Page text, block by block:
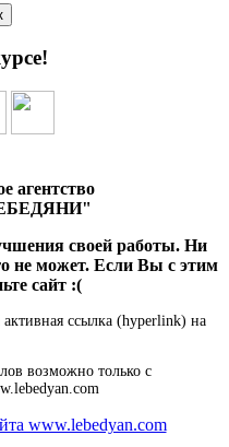
агентство
своей работы. Ни
не может. Если Вы с этим
сайт :(
ссылка (hyperlink) на
возможно только с